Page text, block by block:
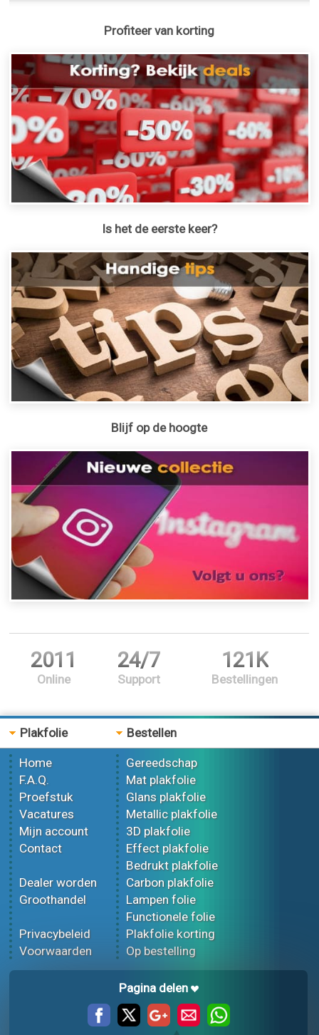
Profiteer van korting
Is het de eerste keer?
Blijf op de hoogte
2011
Online
24/7
Support
121K
Bestellingen
Plakfolie
Home
F.A.Q.
Proefstuk
Vacatures
Mijn account
Contact
Dealer worden
Groothandel
Privacybeleid
Voorwaarden
Bestellen
Gereedschap
Mat plakfolie
Glans plakfolie
Metallic plakfolie
3D plakfolie
Effect plakfolie
Bedrukt plakfolie
Carbon plakfolie
Lampen folie
Functionele folie
Plakfolie korting
Op bestelling
Pagina delen